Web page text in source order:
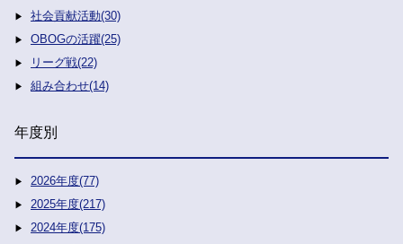
社会貢献活動(30)
OBOGの活躍(25)
リーグ戦(22)
組み合わせ(14)
年度別
2026年度(77)
2025年度(217)
2024年度(175)